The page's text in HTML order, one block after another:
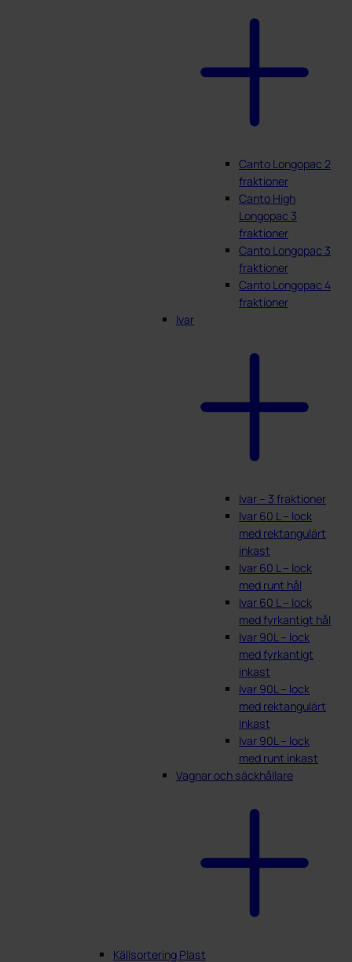
Canto Longopac 2
fraktioner
Canto High
Longopac 3
fraktioner
Canto Longopac 3
fraktioner
Canto Longopac 4
fraktioner
Ivar
Ivar – 3 fraktioner
Ivar 60 L – lock
med rektangulärt
inkast
Ivar 60 L – lock
med runt hål
Ivar 60 L – lock
med fyrkantigt hål
Ivar 90L – lock
med fyrkantigt
inkast
Ivar 90L – lock
med rektangulärt
inkast
Ivar 90L – lock
med runt inkast
Vagnar och säckhållare
Källsortering Plast